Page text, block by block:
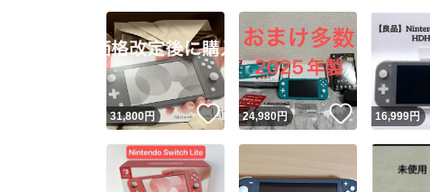
Yahoo!フリ
安心取引出品
安心取引
取引実績
取引実
商品
31,800円 いいね！
24,980円 いいね！
16,999円